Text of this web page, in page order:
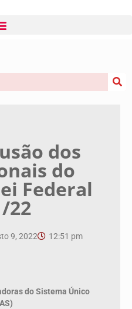
dos
do
Federal
22
9, 2022 12:51 pm
do Sistema Único